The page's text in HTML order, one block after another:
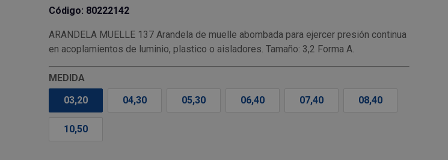
Código: 80222142
ARANDELA MUELLE 137 Arandela de muelle abombada para ejercer presión continua
en acoplamientos de luminio, plastico o aisladores. Tamaño: 3,2 Forma A.
MEDIDA
03,20
04,30 05,30 06,40 07,40 08,40
10,50